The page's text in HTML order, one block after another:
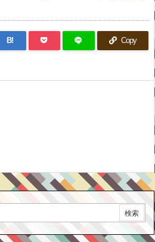
B! Copy